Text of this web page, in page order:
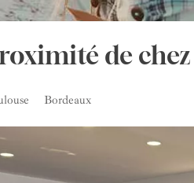
de
Bordeaux